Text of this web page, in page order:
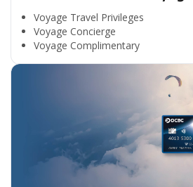
Voyage Travel Privileges
Voyage Concierge
Voyage Complimentary